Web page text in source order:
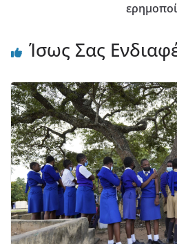
Ίσως Σας